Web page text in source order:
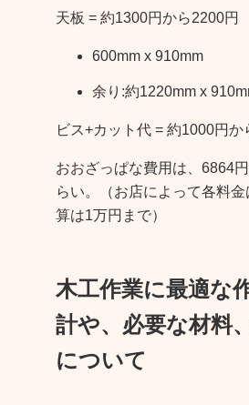
天板 = 約1300円から2200円
600mm x 910mm
余り:約1220mm x
ビス+カット代 = 約1000円か
おおざっぱな費用は、6864
らい。（お店によって各料
算は1万円まで）
木工作業に最適な
計や、必要な材料
について